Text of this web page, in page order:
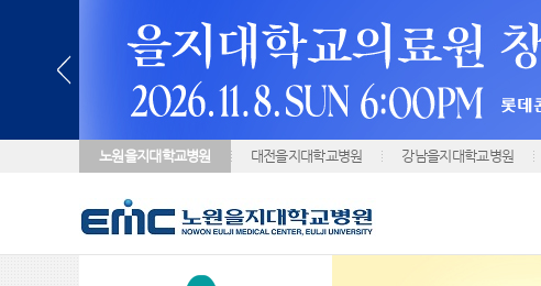
노원을지대학교병원
대전을지대학교병원 강남을지대학교병원